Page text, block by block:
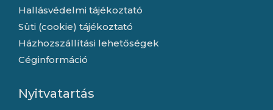
Hallásvédelmi tájékoztató
Süti (cookie) tájékoztató
Házhozszállítási lehetőségek
Céginformáció
Nyitvatartás